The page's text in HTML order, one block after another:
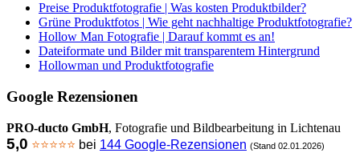
Preise Produktfotografie | Was kosten Produktbilder?
Grüne Produktfotos | Wie geht nachhaltige Produktfotografie?
Hollow Man Fotografie | Darauf kommt es an!
Dateiformate und Bilder mit transparentem Hintergrund
Hollowman und Produktfotografie
Google Rezensionen
PRO-ducto GmbH, Fotografie und Bildbearbeitung in Lichtenau
5,0 ⭐⭐⭐⭐⭐ bei 144 Google-Rezensionen (Stand 02.01.2026)